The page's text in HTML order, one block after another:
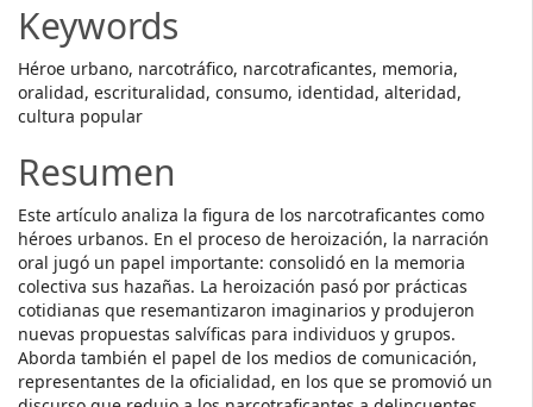
Keywords
Héroe urbano, narcotráfico, narcotraficantes, memoria,
oralidad, escrituralidad, consumo, identidad, alteridad,
cultura popular
Resumen
Este artículo analiza la figura de los narcotraficantes como
héroes urbanos. En el proceso de heroización, la narración
oral jugó un papel importante: consolidó en la memoria
colectiva sus hazañas. La heroización pasó por prácticas
cotidianas que resemantizaron imaginarios y produjeron
nuevas propuestas salvíficas para individuos y grupos.
Aborda también el papel de los medios de comunicación,
representantes de la oficialidad, en los que se promovió un